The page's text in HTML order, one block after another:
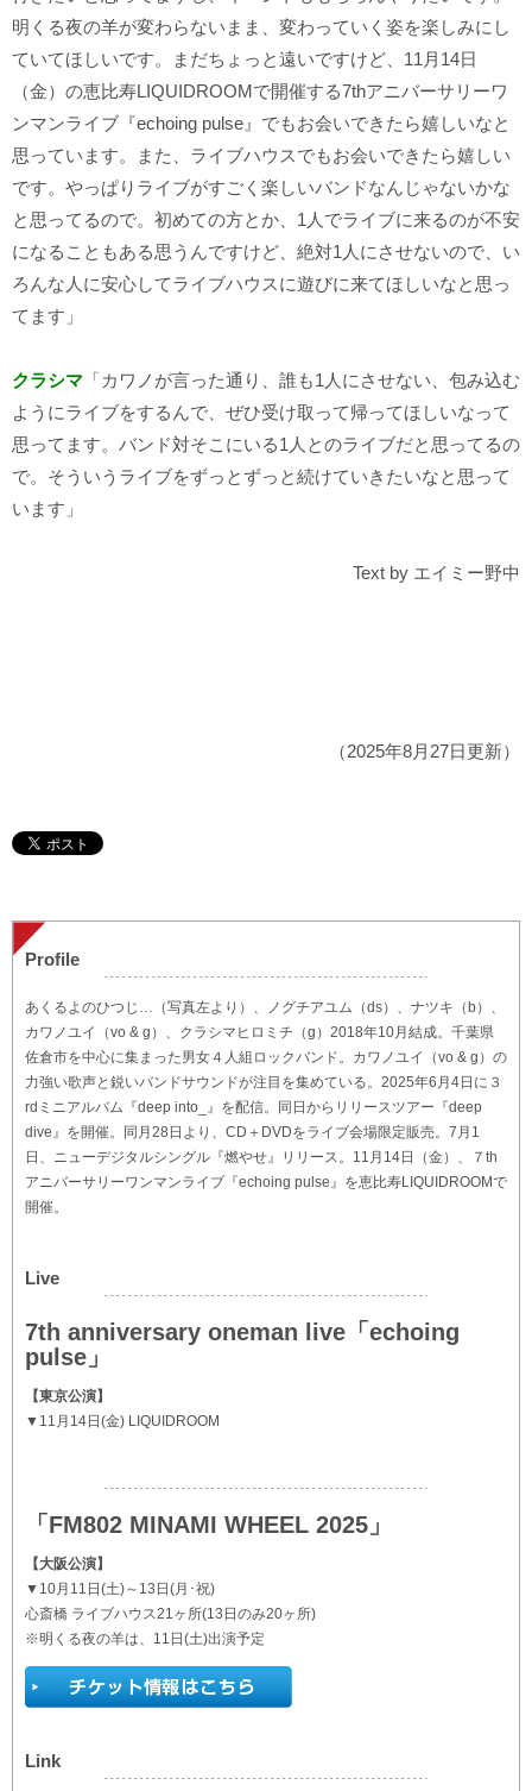
明くる夜の羊が変わらないまま、変わっていく姿を楽しみにし
ていてほしいです。まだちょっと遠いですけど、 11 月 14日
（金）の恵比寿LIQUIDROOMで開催する7thアニバーサリーワ
ンマンライブ『echoing pulse 』でもお会いできたら嬉しいなと
思っています。また、ライブハウスでもお会いできたら嬉しい
です。やっぱりライブがすごく楽しいバンドなんじゃないかな
と思ってるので。初めての方とか、 1 人でライブに来るのが不安
になることもある思うんですけど、絶対1 人にさせないので、い
ろんな人に安心してライブハウスに遊びに来てほしいなと思っ
てます」
クラシマ 「カワノが言った通り、誰も1 人にさせない、包み込む
ようにライブをするんで、ぜひ受け取って帰ってほしいなって
思ってます。バンド対そこにいる1 人とのライブだと思ってるの
で。そういうライブをずっとずっと続けていきたいなと思って
います」
Text by エイミー野中
（2025年8月27日更新）
Profile
あくるよのひつじ…（写真左より）、ノグチアユム（ds）、ナツキ（b）、
カワノユイ（vo & g）、クラシマヒロミチ（g）2018年10月結成。千葉県
佐倉市を中心に集まった男女４人組ロックバンド。カワノユイ（vo & g）の
力強い歌声と鋭いバンドサウンドが注目を集めている。2025年6月4日に３
rdミニアルバム『deep into_』を配信。同日からリリースツアー『deep
dive』を開催。同月28日より、CD＋DVDをライブ会場限定販売。7月1
日、ニューデジタルシングル『燃やせ』リリース。11月14日（金）、７th
アニバーサリーワンマンライブ『echoing pulse』を恵比寿LIQUIDROOMで
開催。
Live
7th anniversary oneman live「echoing
pulse」
【東京公演】
▼11月14日(金) LIQUIDROOM
「FM802 MINAMI WHEEL 2025」
【大阪公演】
▼10月11日(土)～13日(月･祝)
心斎橋 ライブハウス21ヶ所(13日のみ20ヶ所)
※明くる夜の羊は、11日(土)出演予定
Link